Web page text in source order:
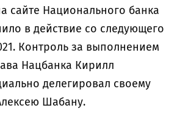
сайте Национального банка
в действие со следующего
Контроль за выполнением
Нацбанка Кирилл
делегировал своему
Шабану.